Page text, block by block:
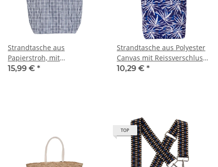
Strandtasche aus
Papierstroh, mit
Magnetverschluss, gefüttert
15,99 € *
Strandtasche aus Polyester
Canvas mit Reissverschluss,
gefüttert
10,29 € *
TOP